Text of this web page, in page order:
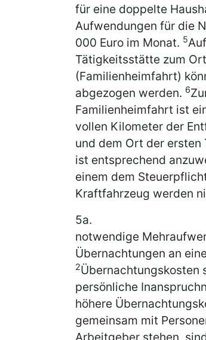
für eine doppelte
Aufwendungen für die
000 Euro im Monat. 5
Tätigkeitsstätte zum
(Familienheimfahrt)
abgezogen werden. 6
Familienheimfahrt ist
vollen Kilometer der
und dem Ort der
ist entsprechend
einem dem
Kraftfahrzeug werden
5a.
notwendige
Übernachtungen an
2Übernachtungskosten
persönliche
höhere
gemeinsam mit
Arbeitgeber stehen,